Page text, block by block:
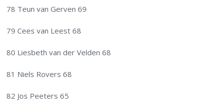
78 Teun van Gerven 69
79 Cees van Leest 68
80 Liesbeth van der Velden 68
81 Niels Rovers 68
82 Jos Peeters 65